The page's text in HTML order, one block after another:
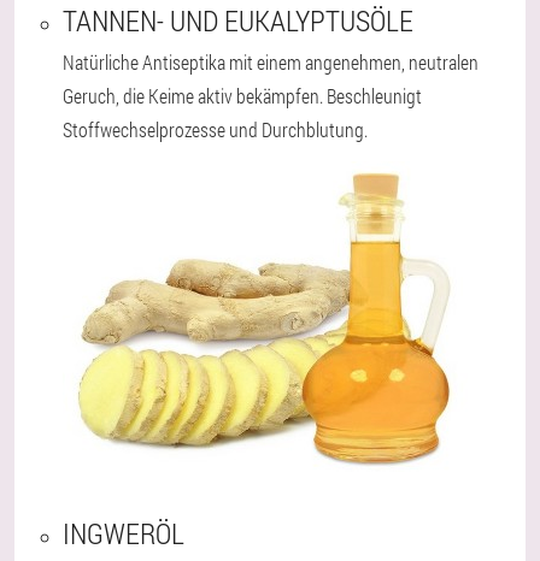
TANNEN- UND EUKALYPTUSÖLE
Natürliche Antiseptika mit einem angenehmen, neutralen
Geruch, die Keime aktiv bekämpfen. Beschleunigt
Stoffwechselprozesse und Durchblutung.
INGWERÖL